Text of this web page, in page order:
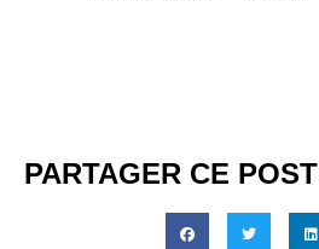
PARTAGER CE POST